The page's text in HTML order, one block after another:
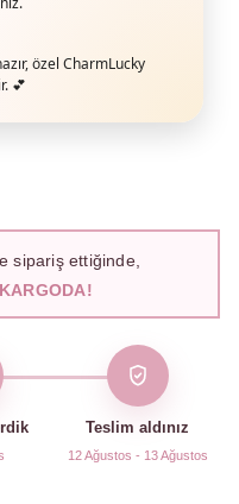
özel CharmLucky
💕
sipariş ettiğinde,
Teslim aldınız
12 Ağustos - 13 Ağustos